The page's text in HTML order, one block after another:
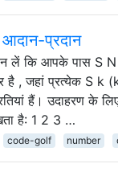
प्रदान
लें कि आपके पास S N
है , जहां प्रत्येक S k
हैं। उदाहरण के
है: 1 2 3 …
code-golf number